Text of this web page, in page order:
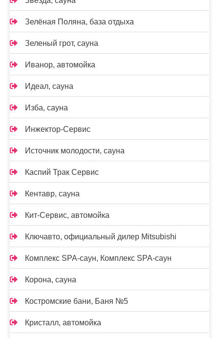
Зелёная Поляна, база отдыха
Зеленый грот, сауна
Иванор, автомойка
Идеал, сауна
Изба, сауна
Инжектор-Сервис
Источник молодости, сауна
Каспий Трак Сервис
Кентавр, сауна
Кит-Сервис, автомойка
Ключавто, официальный дилер Mitsubishi
Комплекс SPA-саун, Комплекс SPA-саун
Корона, сауна
Костромские бани, Баня №5
Кристалл, автомойка